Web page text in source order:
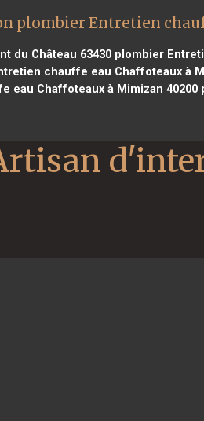
plombier Entretien
du Château 63430 plombier
chauffe eau Chaffoteaux à
eau Chaffoteaux à Mimizan 40200